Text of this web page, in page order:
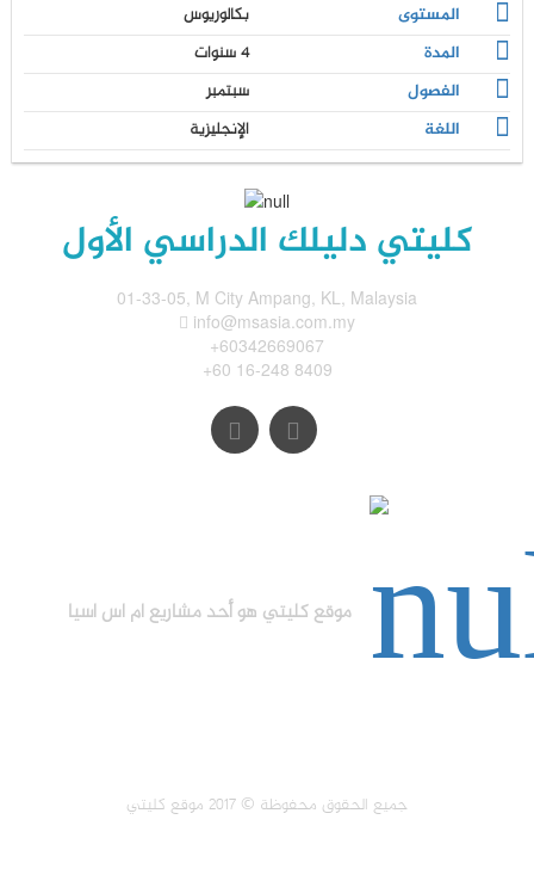
المستوى
بكالوريوس
المدة
4 سنوات
الفصول
سبتمبر
اللغة
الإنجليزية
كليتي دليلك الدراسي الأول
01-33-05, M City Ampang, KL, Malaysia
info@msasia.com.my
+60342669067
+60 16-248 8409
موقع كليتي هو أحد مشاريع ام اس اسيا
جميع الحقوق محفوظة © 2017 موقع كليتي